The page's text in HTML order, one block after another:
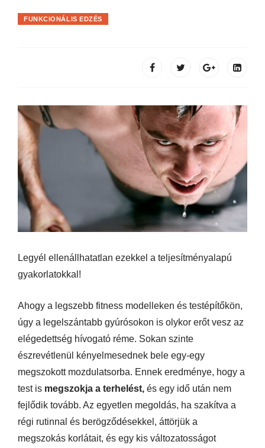
FUNKCIONÁLIS EDZÉS
Legyél ellenállhatatlan ezekkel a teljesítményalapú
gyakorlatokkal!
Ahogy a legszebb fitness modelleken és testépítőkön,
úgy a legelszántabb gyúrósokon is olykor erőt vesz az
elégedettség hívogató réme. Sokan szinte
észrevétlenül kényelmesednek bele egy-egy
megszokott mozdulatsorba. Ennek eredménye, hogy a
test is megszokja a terhelést, és egy idő után nem
fejlődik tovább. Az egyetlen megoldás, ha szakítva a
régi rutinnal és berögződésekkel, áttörjük a
megszokás korlátait, és egy kis változatosságot